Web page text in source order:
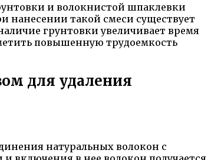
и волокнистой шпаклевки
нанесении такой смеси существует
грунтовки увеличивает время
повышенную трудоемкость
для удаления
натуральных волокон с